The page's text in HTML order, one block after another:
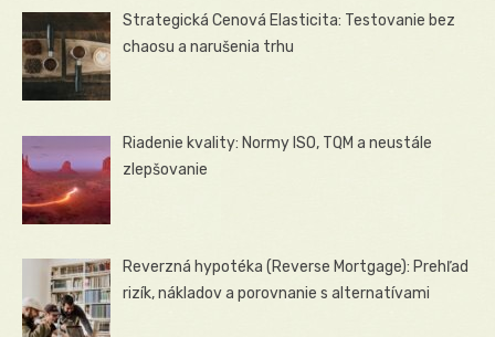
Strategická Cenová Elasticita: Testovanie bez
chaosu a narušenia trhu
Riadenie kvality: Normy ISO, TQM a neustále
zlepšovanie
Reverzná hypotéka (Reverse Mortgage): Prehľad
rizík, nákladov a porovnanie s alternatívami